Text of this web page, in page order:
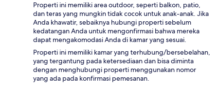
Properti ini memiliki area outdoor, seperti balkon, patio,
dan teras yang mungkin tidak cocok untuk anak-anak. Jika
Anda khawatir, sebaiknya hubungi properti sebelum
kedatangan Anda untuk mengonfirmasi bahwa mereka
dapat mengakomodasi Anda di kamar yang sesuai.
Properti ini memiliki kamar yang terhubung/bersebelahan,
yang tergantung pada ketersediaan dan bisa diminta
dengan menghubungi properti menggunakan nomor
yang ada pada konfirmasi pemesanan.